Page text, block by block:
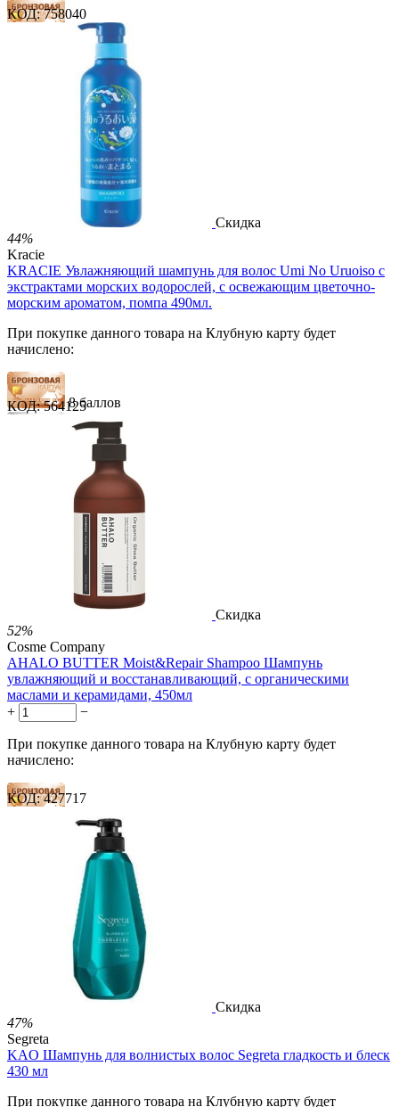
8 баллов
12 баллов
20 баллов
1 486.00 Р
за 1.00 мл

КОД: 758040
Скидка
44%
Kracie
KRACIE Увлажняющий шампунь для волос Umi No Uruoiso с
экстрактами морских водорослей, с освежающим цветочно-
морским ароматом, помпа 490мл.
При покупке данного товара на Клубную карту будет
начислено:
8 баллов
12 баллов
20 баллов
724.00 Р
за 1.00 мл
Нет в наличии
 
КОД: 564125
Скидка
52%
Cosme Company
AHALO BUTTER Moist&Repair Shampoo Шампунь
увлажняющий и восстанавливающий, с органическими
маслами и керамидами, 450мл
+
−
При покупке данного товара на Клубную карту будет
начислено:
12 баллов
20 баллов
1 212.00
Р
за 1.00 мл

КОД: 427717
Скидка
47%
Segreta
KAO Шампунь для волнистых волос Segreta гладкость и блеск
430 мл
При покупке данного товара на Клубную карту будет